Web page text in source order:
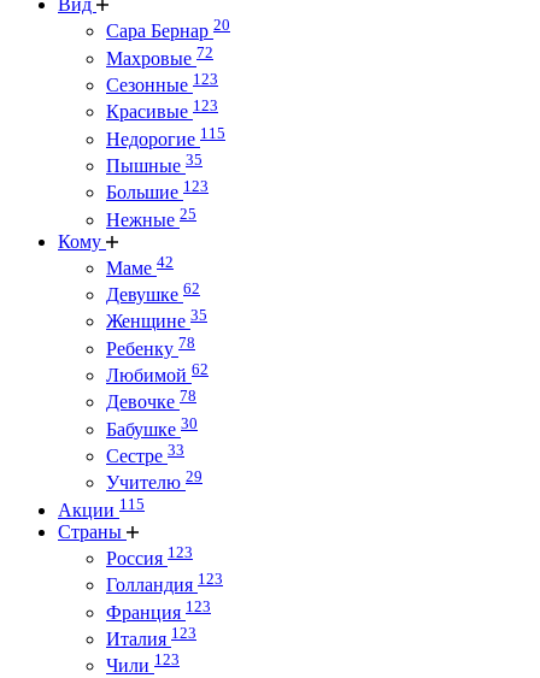
Сара Бернар 20
Махровые 72
Сезонные 123
Красивые 123
Недорогие 115
Пышные 35
Большие 123
Нежные 25
Кому
Маме 42
Девушке 62
Женщине 35
Ребенку 78
Любимой 62
Девочке 78
Бабушке 30
Сестре 33
Учителю 29
Акции 115
Страны
Россия 123
Голландия 123
Франция 123
Италия 123
Чили 123